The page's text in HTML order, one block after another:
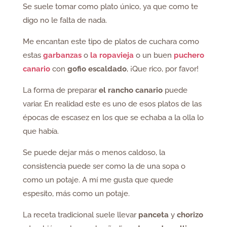
Se suele tomar como plato único, ya que como te
digo no le falta de nada.
Me encantan este tipo de platos de cuchara como
estas garbanzaso la ropavieja o un buen puchero
canariocon gofio escaldado, ¡Que rico, por favor!
La forma de prepararel rancho canariopuede
variar. En realidad este es uno de esos platos de las
épocas de escasez en los que se echaba a la olla lo
que había.
Se puede dejar más o menos caldoso, la
consistencia puede ser como la de una sopa o
como un potaje. A mí me gusta que quede
espesito, más como un potaje.
La receta tradicional suele llevar panceta y chorizo